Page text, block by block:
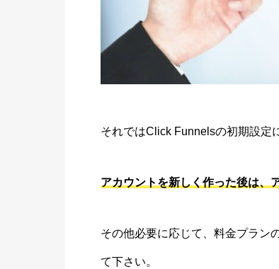
それではClick Funnelsの初期設定
アカウントを新しく作った後は、
その他必要に応じて、料金プラン
て下さい。